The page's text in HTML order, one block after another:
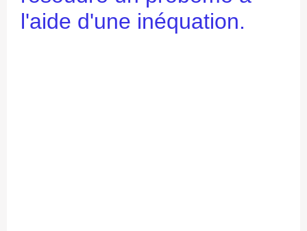
TICE
l'aide d'une inéquation.